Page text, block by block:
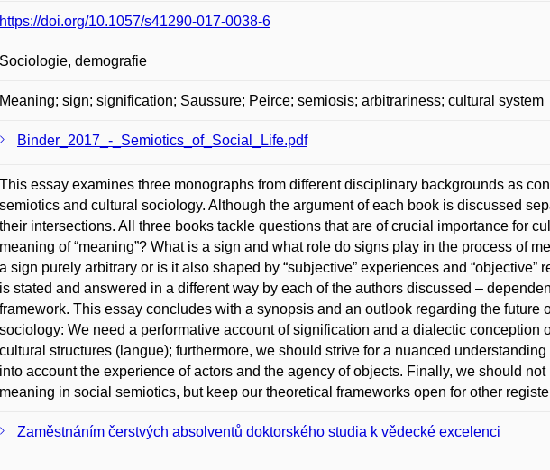
https://doi.org/10.1057/s41290-017-0038-6
Sociologie, demografie
Meaning; sign; signification; Saussure; Peirce; semiosis; arbitrariness; cultural system
Binder_2017_-_Semiotics_of_Social_Life.pdf
This essay examines three monographs from different disciplinary backgrounds as
semiotics and cultural sociology. Although the argument of each book is discussed
their intersections. All three books tackle questions that are of crucial importance for
meaning of “meaning”? What is a sign and what role do signs play in the process of
a sign purely arbitrary or is it also shaped by “subjective” experiences and “objective”
is stated and answered in a different way by each of the authors discussed –
framework. This essay concludes with a synopsis and an outlook regarding the future
sociology: We need a performative account of signification and a dialectic conception
cultural structures (langue); furthermore, we should strive for a nuanced
into account the experience of actors and the agency of objects. Finally, we should
meaning in social semiotics, but keep our theoretical frameworks open for other
Zaměstnáním čerstvých absolventů doktorského studia k vědecké excelenci